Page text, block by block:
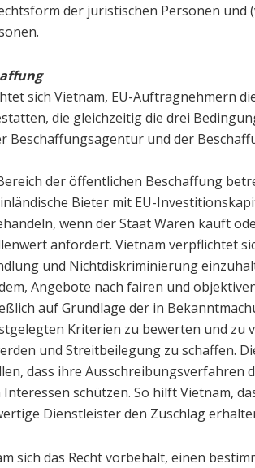
der juristischen Personen und
sich Vietnam, EU-Auftragnehmern
die gleichzeitig die drei
Beschaffungsagentur und der
der öffentlichen Beschaffung
Bieter mit EU-
wenn der Staat Waren kauft
anfordert. Vietnam verpflichtet
und Nichtdiskriminierung
Angebote nach fairen und
auf Grundlage der in
Kriterien zu bewerten und zu
und Streitbeilegung zu schaffen.
dass ihre Ausschreibungsverfahren
schützen. So hilft Vietnam,
Dienstleister den Zuschlag
sich das Recht vorbehält, einen